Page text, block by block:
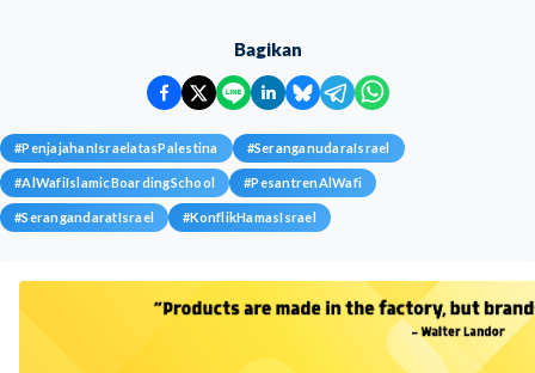
Bagikan
#PenjajahanIsraelatasPalestina #SeranganudaraIsrael
#AlWafiIslamicBoardingSchool #PesantrenAlWafi
#SerangandaratIsrael #KonflikHamasIsrael